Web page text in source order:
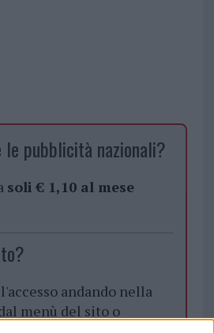
le pubblicità nazionali?
soli € 1,10 al mese
andando nella
menù del sito o